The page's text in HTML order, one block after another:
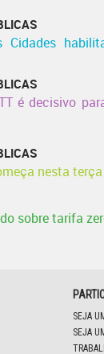
Cidades
é decisivo
nesta
sobre tarifa
SEJA
SEJA